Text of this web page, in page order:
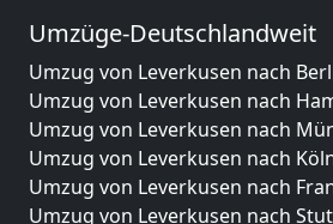
Umzüge-Deutschlandweit
Umzug von Leverkusen nach
Umzug von Leverkusen nach
Umzug von Leverkusen nach
Umzug von Leverkusen nach
Umzug von Leverkusen nach
Umzug von Leverkusen nach